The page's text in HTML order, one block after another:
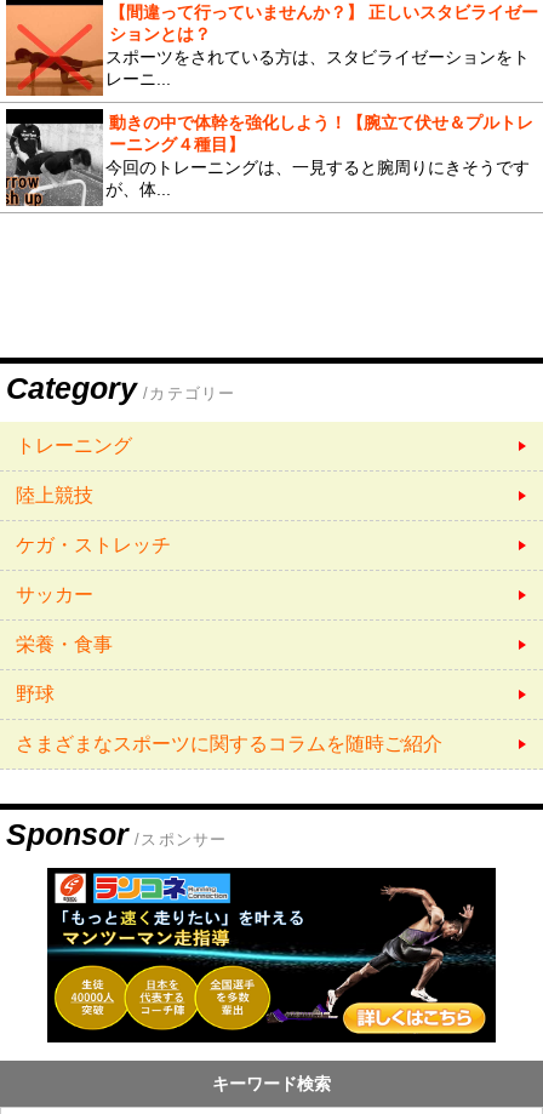
【間違って行っていませんか？】 正しいスタビライゼー
ションとは？
スポーツをされている方は、スタビライゼーションをト
レーニ...
動きの中で体幹を強化しよう！【腕立て伏せ＆プルトレ
ーニング４種目】
今回のトレーニングは、一見すると腕周りにきそうです
が、体...
Category /カテゴリー
トレーニング
陸上競技
ケガ・ストレッチ
サッカー
栄養・食事
野球
さまざまなスポーツに関するコラムを随時ご紹介
Sponsor /スポンサー
キーワード検索